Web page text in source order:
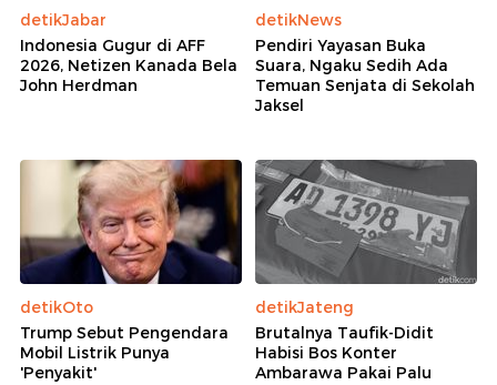
detikJabar
Indonesia Gugur di AFF
2026, Netizen Kanada Bela
John Herdman
detikNews
Pendiri Yayasan Buka
Suara, Ngaku Sedih Ada
Temuan Senjata di Sekolah
Jaksel
detikOto
Trump Sebut Pengendara
Mobil Listrik Punya
'Penyakit'
detikJateng
Brutalnya Taufik-Didit
Habisi Bos Konter
Ambarawa Pakai Palu